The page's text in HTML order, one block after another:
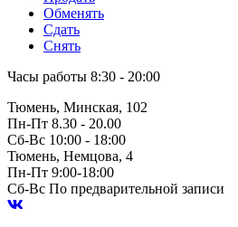
Обменять
Сдать
Снять
Часы работы 8:30 - 20:00
Тюмень, Минская, 102
Пн-Пт 8.30 - 20.00
Сб-Вс 10:00 - 18:00
Тюмень, Немцова, 4
Пн-Пт 9:00-18:00
Сб-Вс По предварительной записи